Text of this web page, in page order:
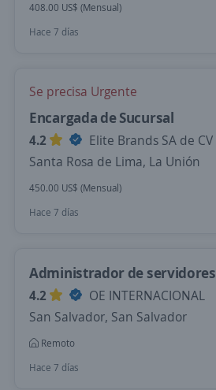
408.00 US$ (Mensual)
Hace 7 días
Se precisa Urgente
Encargada de Sucursal
4.2
Elite Brands SA de CV
Santa Rosa de Lima, La Unión
450.00 US$ (Mensual)
Hace 7 días
Administrador de servidores
4.2
OE INTERNACIONAL
San Salvador, San Salvador
Remoto
Hace 7 días